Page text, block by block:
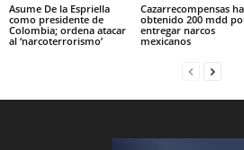
Asume De la Espriella
como presidente de
Colombia; ordena atacar
al ‘narcoterrorismo’
Cazarrecompensas
obtenido 200 mdd
entregar narcos
mexicanos